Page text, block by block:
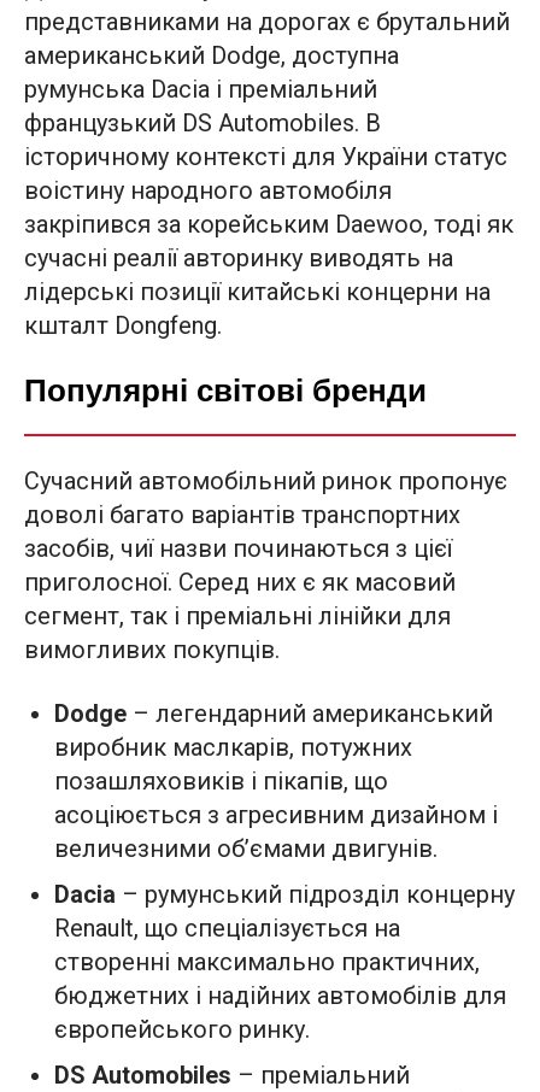
представниками на дорогах є брутальний
американський Dodge, доступна
румунська Dacia і преміальний
французький DS Automobiles. В
історичному контексті для України статус
воістину народного автомобіля
закріпився за корейським Daewoo, тоді як
сучасні реалії авторинку виводять на
лідерські позиції китайські концерни на
кшталт Dongfeng.
Популярні світові бренди
Сучасний автомобільний ринок пропонує
доволі багато варіантів транспортних
засобів, чиї назви починаються з цієї
приголосної. Серед них є як масовий
сегмент, так і преміальні лінійки для
вимогливих покупців.
Dodge – легендарний американський
виробник маслкарів, потужних
позашляховиків і пікапів, що
асоціюється з агресивним дизайном і
величезними об’ємами двигунів.
Dacia – румунський підрозділ концерну
Renault, що спеціалізується на
створенні максимально практичних,
бюджетних і надійних автомобілів для
європейського ринку.
DS Automobiles – преміальний